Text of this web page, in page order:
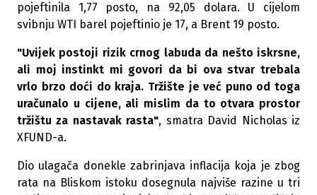
pojeftinila 1,77 posto, na 92,05 dolara. U cijelom
svibnju WTI barel pojeftinio je 17, a Brent 19 posto.
"Uvijek postoji rizik crnog labuda da nešto iskrsne,
ali moj instinkt mi govori da bi ova stvar trebala
vrlo brzo doći do kraja. Tržište je već puno od toga
uračunalo u cijene, ali mislim da to otvara prostor
tržištu za nastavak rasta", smatra David Nicholas iz
XFUND-a.
Dio ulagača donekle zabrinjava inflacija koja je zbog
rata na Bliskom istoku dosegnula najviše razine u tri